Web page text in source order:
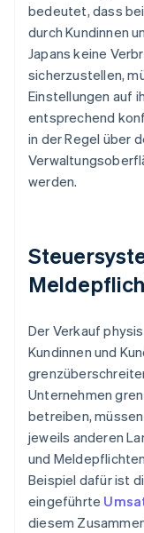
bedeutet, dass
durch Kundinnen
Japans keine
sicherzustellen,
Einstellungen auf
entsprechend
in der Regel über
werden.
Der Verkauf
Kundinnen und
Unternehmen
betreiben,
jeweils anderen
und
Beispiel dafür ist
eingeführte
diesem